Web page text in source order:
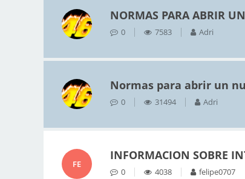
NORMAS PARA ABRIR
0 7583 Adri
Normas para abrir un
0 31494 Adri
FE
INFORMACION SOBRE
0 4038 felipe0707